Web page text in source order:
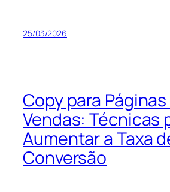
25/03/2026
Copy para
Vendas: Técnicas
Aumentar a Taxa
Conversão